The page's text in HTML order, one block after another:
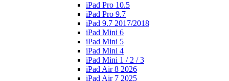
iPad Pro 10.5
iPad Pro 9.7
iPad 9.7 2017/2018
iPad Mini 6
iPad Mini 5
iPad Mini 4
iPad Mini 1 / 2 / 3
iPad Air 8 2026
iPad Air 7 2025